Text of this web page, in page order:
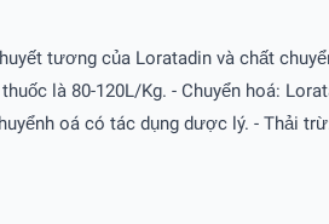
tương của Loratadin và chất
là 80-120L/Kg. - Chuyển hoá:
oá có tác dụng dược lý. - Thải